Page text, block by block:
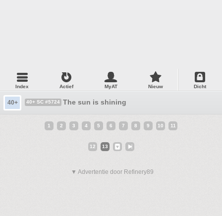
Index Actief MyAT Nieuw Dicht
40+ 40+ SC #5724 The sun is shining
1 2 3 4 5 6 7 8 9 10 11
12 13
▼ Advertentie door Refinery89